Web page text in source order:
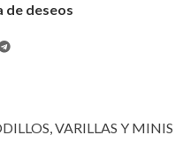
de deseos
VARILLAS Y MINIS